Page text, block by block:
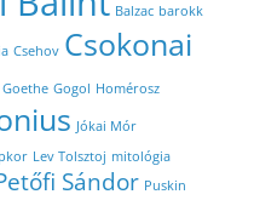
Balzac barokk
Csehov Csokonai
Goethe Gogol Homérosz
Jókai Mór
Lev Tolsztoj mitológia
Sándor Puskin